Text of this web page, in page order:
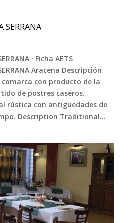
SERRANA
· Ficha AETS
Aracena Descripción
con producto de la
de postres caseros.
rústica con antigüedades de
Description Traditional...